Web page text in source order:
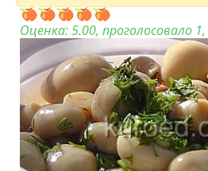
Оценка:5.00, проголосовало 1,